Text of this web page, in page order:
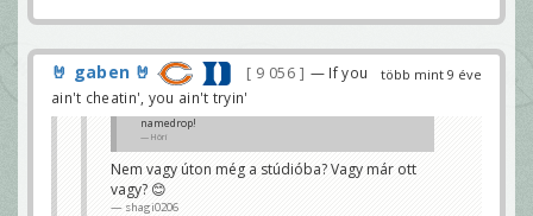
több mint 9 éve
🤘 gaben 🤘 9 056
— If you
ain't cheatin', you ain't tryin'
namedrop!
Höri
Nem vagy úton még a stúdióba? Vagy már ott
vagy? 😊
shagi0206